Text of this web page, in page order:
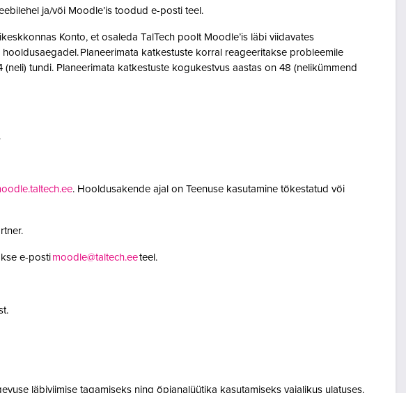
ja/või Moodle’is toodud e-posti teel.
Konto, et osaleda TalTech poolt Moodle’is läbi viidavates
Planeerimata katkestuste korral reageeritakse probleemile
tundi. Planeerimata katkestuste kogukestvus aastas on 48 (nelikümmend
. Hooldusakende ajal on Teenuse kasutamine tõkestatud või
e-posti moodle@taltech.eeteel.
läbiviimise tagamiseks ning õpianalüütika kasutamiseks vajalikus ulatuses.